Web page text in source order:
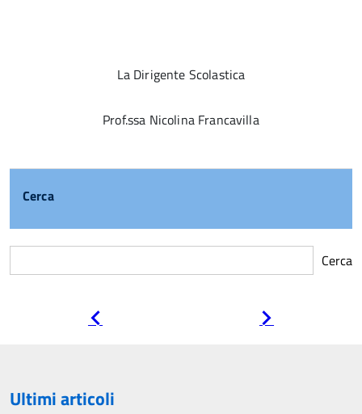
La Dirigente Scolastica
Prof.ssa Nicolina Francavilla
Cerca
Cerca
Ultimi articoli